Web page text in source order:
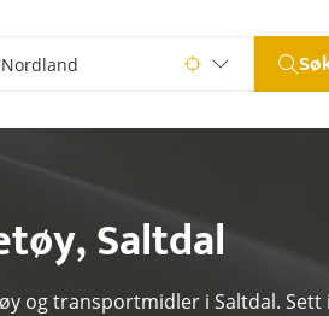
,Saltdal
og transportmidler i Saltdal. Sett